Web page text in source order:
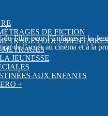
DE FICTION
MÉTRAGES
JEUNESSE
AUX ENFANTS
+
Film pour l’Enfance et la
de l’accès au cinéma et à la